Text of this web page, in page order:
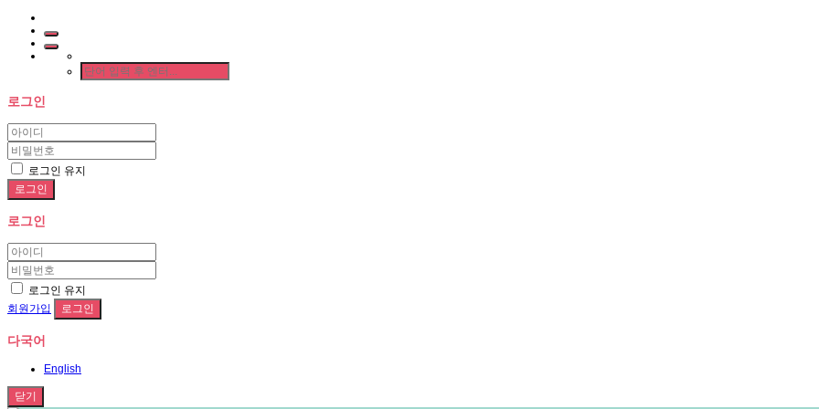
로그인
로그인 유지
로그인
로그인 유지
회원가입
다국어
English
닫기